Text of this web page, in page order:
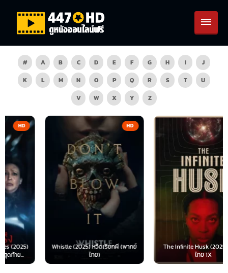
# A B C D E F G H I
J
K
L M N O P Q R S T
U
V
W X Y Z
HD
Whistle (2025) หวีดเรียกผี (พากย์
HD
The Infinite Husk (2025) พากย์